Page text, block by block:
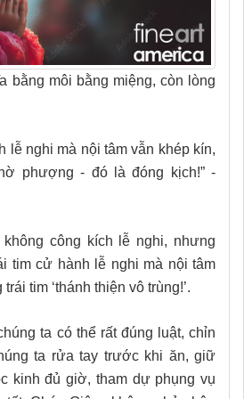
bằng môi bằng miệng, còn lòng
lễ nghi mà nội tâm vẫn khép kín,
phượng - đó là đóng kịch!” -
công kích lễ nghi, nhưng
tim cử hành lễ nghi mà nội tâm
tim ‘thánh thiện vô trùng!’.
ta có thể rất đúng luật, chỉn
ta rửa tay trước khi ăn, giữ
kinh đủ giờ, tham dự phụng vụ